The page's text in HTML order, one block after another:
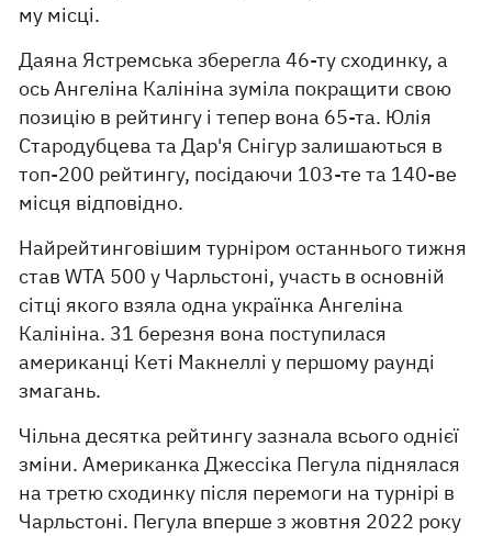
му місці.
Даяна Ястремська зберегла 46-ту сходинку, а
ось Ангеліна Калініна зуміла покращити свою
позицію в рейтингу і тепер вона 65-та. Юлія
Стародубцева та Дар'я Снігур залишаються в
топ-200 рейтингу, посідаючи 103-те та 140-ве
місця відповідно.
Найрейтинговішим турніром останнього тижня
став WTA 500 у Чарльстоні, участь в основній
сітці якого взяла одна українка Ангеліна
Калініна. 31 березня вона поступилася
американці Кеті Макнеллі у першому раунді
змагань.
Чільна десятка рейтингу зазнала всього однієї
зміни. Американка Джессіка Пегула піднялася
на третю сходинку після перемоги на турнірі в
Чарльстоні. Пегула вперше з жовтня 2022 року